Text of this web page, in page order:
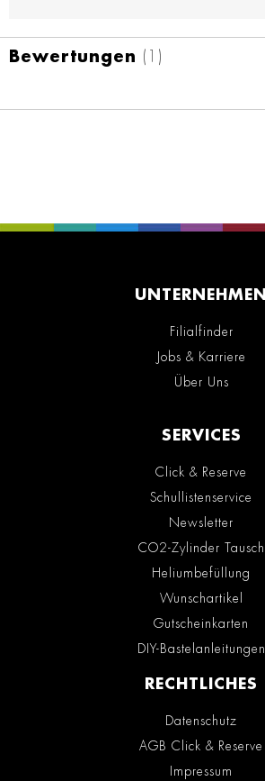
Bewertungen
UNTERNEHMEN
Filialfinder
Jobs & Karriere
Über Uns
SERVICES
Click & Reserve
Schullistenservice
Newsletter
CO2-Zylinder Tausch
Heliumbefüllung
Wunschartikel
Gutscheinkarten
DIY-Bastelanleitungen
RECHTLICHES
Datenschutz
AGB Click & Reserve
Impressum